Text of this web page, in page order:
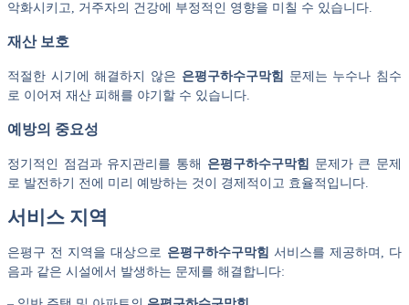
악화시키고, 거주자의 건강에 부정적인 영향을 미칠 수 있습니다.
재산 보호
적절한 시기에 해결하지 않은 은평구하수구막힘 문제는 누수나 침수
로 이어져 재산 피해를 야기할 수 있습니다.
예방의 중요성
정기적인 점검과 유지관리를 통해 은평구하수구막힘 문제가 큰 문제
로 발전하기 전에 미리 예방하는 것이 경제적이고 효율적입니다.
서비스 지역
은평구 전 지역을 대상으로 은평구하수구막힘 서비스를 제공하며, 다
음과 같은 시설에서 발생하는 문제를 해결합니다: